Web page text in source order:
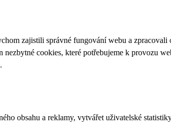
zajistili správné fungování webu a
cookies, které potřebujeme k provozu
.
obsahu a reklamy, vytvářet uživatelské